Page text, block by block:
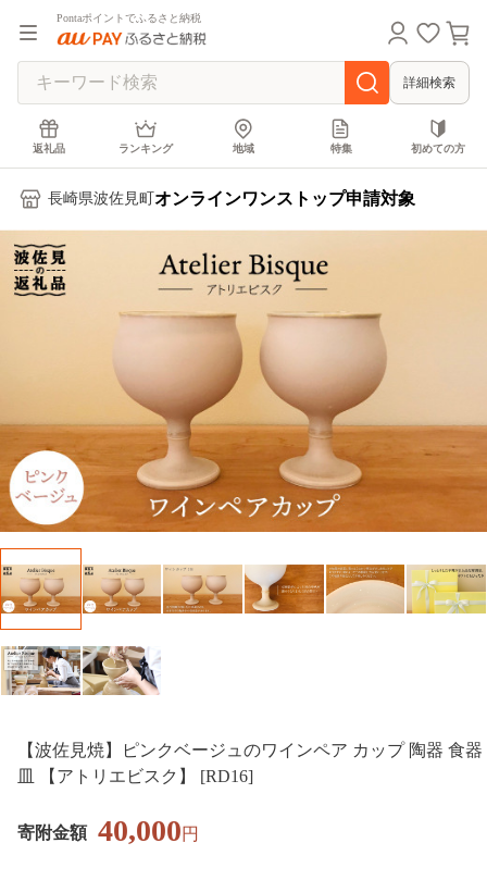
Pontaポイントでふるさと納税
詳細検索
返礼品 ランキング 地域 特集 初めての方
長崎県波佐見町 オンラインワンストップ申請対象
【波佐見焼】ピンクベージュのワインペア カップ 陶器 食器
皿 【アトリエビスク】 [RD16]
寄附金額 40,000円